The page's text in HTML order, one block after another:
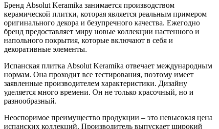
Бренд Absolut Keramika занимается производством
керамической плитки, которая является реальным примером
оригинального декора и безупречного качества. Ежегодно
бренд предоставляет миру новые коллекции настенного и
напольного покрытия, которые включают в себя и
декоративные элементы.
Испанская плитка Absolut Keramika отвечает международным
нормам. Она проходит все тестирования, поэтому имеет
заявленные производителем характеристики. Дизайну
уделяется много времени. Он не только красочный, но и
разнообразный.
Неоспоримое преимущество продукции – это невысокая цена
испанских коллекций. Производитель выпускает широкий